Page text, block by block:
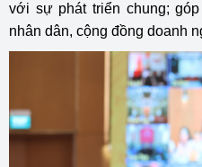
với sự phát triển chung;
nhân dân, cộng đồng doanh